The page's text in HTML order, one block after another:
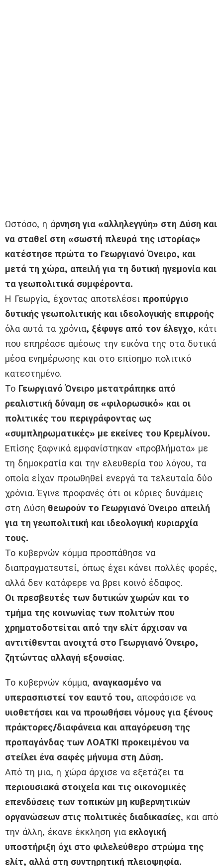
Ωστόσο, η άρνηση για «αλληλεγγύη» στη Δύση και
να σταθεί στη «σωστή πλευρά της ιστορίας»
κατέστησε πρώτα το Γεωργιανό Όνειρο, και
μετά τη χώρα, απειλή για τη δυτική ηγεμονία και
τα γεωπολιτικά συμφέροντα.
Η Γεωργία, έχοντας αποτελέσει προπύργιο
δυτικής γεωπολιτικής και ιδεολογικής επιρροής
όλα αυτά τα χρόνια, ξέφυγε από τον έλεγχο, κάτι
που επηρέασε αμέσως την εικόνα της στα δυτικά
μέσα ενημέρωσης και στο επίσημο πολιτικό
κατεστημένο.
Το Γεωργιανό Όνειρο μετατράπηκε από
ρεαλιστική δύναμη σε «φιλορωσικό» και οι
πολιτικές του περιγράφοντας ως
«συμπληρωματικές» με εκείνες του Κρεμλίνου.
Επίσης ξαφνικά εμφανίστηκαν «προβλήματα» με
τη δημοκρατία και την ελευθερία του λόγου, τα
οποία είχαν προωθηθεί ενεργά τα τελευταία δύο
χρόνια. Έγινε προφανές ότι οι κύριες δυνάμεις
στη Δύση θεωρούν το Γεωργιανό Όνειρο απειλή
για τη γεωπολιτική και ιδεολογική κυριαρχία
τους.
Το κυβερνών κόμμα προσπάθησε να
διαπραγματευτεί, όπως έχει κάνει πολλές φορές,
αλλά δεν κατάφερε να βρει κοινό έδαφος.
Οι πρεσβευτές των δυτικών χωρών και το
τμήμα της κοινωνίας των πολιτών που
χρηματοδοτείται από την ελίτ άρχισαν να
αντιτίθενται ανοιχτά στο Γεωργιανό Όνειρο,
ζητώντας αλλαγή εξουσίας.
Το κυβερνών κόμμα, αναγκασμένο να
υπερασπιστεί τον εαυτό του, αποφάσισε να
υιοθετήσει και να προωθήσει νόμους για ξένους
πράκτορες/διαφάνεια και απαγόρευση της
προπαγάνδας των ΛΟΑΤΚΙ προκειμένου να
στείλει ένα σαφές μήνυμα στη Δύση.
Από τη μια, η χώρα άρχισε να εξετάζει τα
περιουσιακά στοιχεία και τις οικονομικές
επενδύσεις των τοπικών μη κυβερνητικών
οργανώσεων στις πολιτικές διαδικασίες, και από
την άλλη, έκανε έκκληση για εκλογική
υποστήριξη όχι στο φιλελεύθερο στρώμα της
ελίτ, αλλά στη συντηρητική πλειοψηφία.